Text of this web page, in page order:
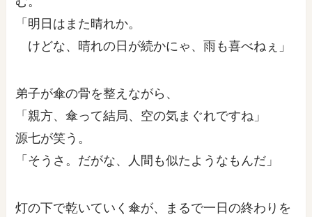
「明日はまた晴れか。
けどな、晴れの日が続かにゃ、雨も喜べねぇ」
弟子が傘の骨を整えながら、
「親方、傘って結局、空の気まぐれですね」
源七が笑う。
「そうさ。だがな、人間も似たようなもんだ」
灯の下で乾いていく傘が、まるで一日の終わりを